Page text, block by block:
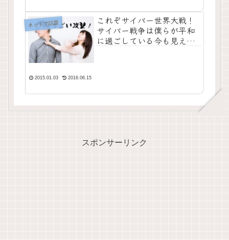
ネットで話題
これぞサイバー世界大戦！
サイバー戦争は僕らが平和
に過ごしている今も見えな
2015.01.03 2016.06.15
スポンサーリンク